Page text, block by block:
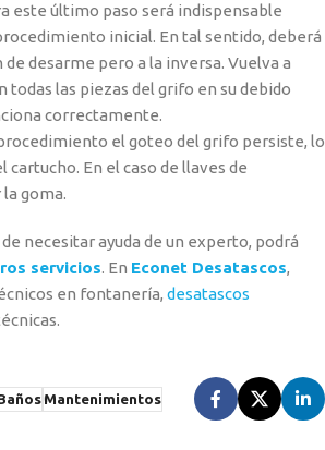
este último paso será indispensable
inicial. En tal sentido, deberá
desarme pero a la inversa. Vuelva a
todas las piezas del grifo en su debido
correctamente.
el goteo del grifo persiste, lo
cartucho. En el caso de llaves de
goma.
necesitar ayuda de un experto, podrá
servicios. En Econet Desatascos,
en fontanería, desatascos
Mantenimientos